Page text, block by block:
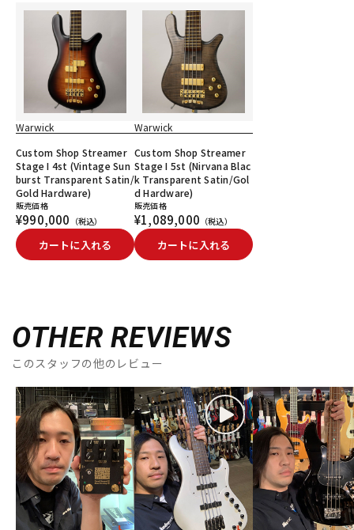
Warwick
Custom Shop Streamer
Stage I 4st (Vintage Sun
burst Transparent Satin/
Gold Hardware)
販売価格
¥990,000 （税込）
カートに入れる
Warwick
Custom Shop Streamer
Stage I 5st (Nirvana Blac
k Transparent Satin/Gol
d Hardware)
販売価格
¥1,089,000 （税込）
カートに入れる
OTHER REVIEWS
このスタッフの他のレビュー